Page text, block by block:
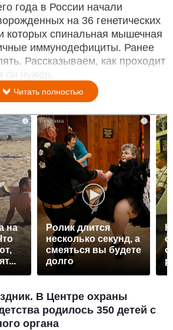
года в России начали
на 36 генетических
которых спинальная мышечная
иммунодефициты. Ранее
Рассказываем, как проходит
он нужен.
Читать полностью
i
на
Ролик длится
несколько секунд, а
смеяться вы будете
долго
В Центре охраны
родилось 350 детей с
органа